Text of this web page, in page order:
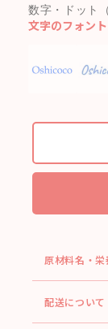
数字・ドット
文字のフォント
原材料名・栄
配送について